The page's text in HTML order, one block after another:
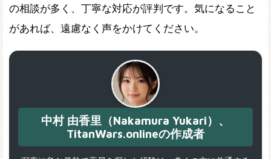
の相談が多く、丁寧な対応が評判です。気になること
があれば、遠慮なく声をかけてください。
中村 由香里（Nakamura Yukari）、
TitanWars.onlineの作成者